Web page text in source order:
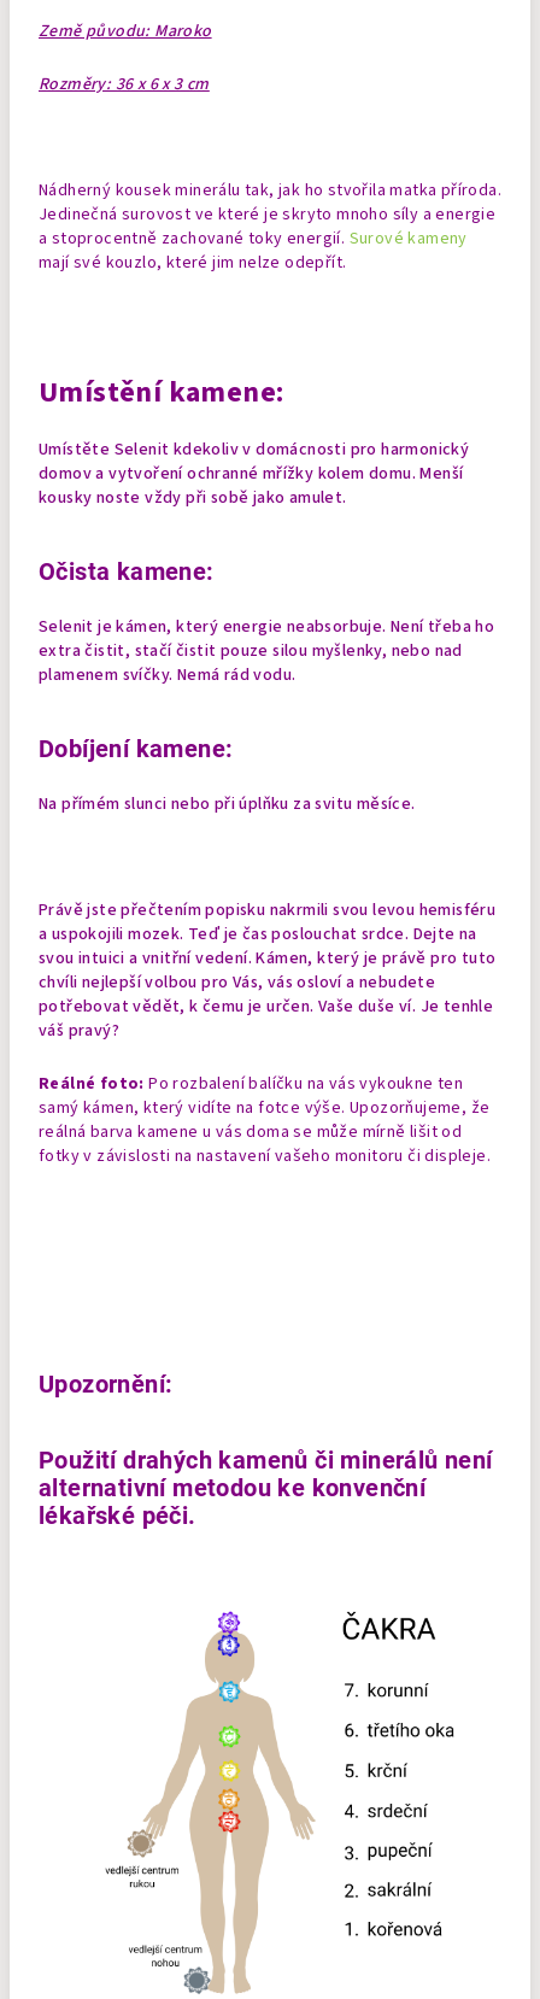
Země původu: Maroko
Rozměry: 36 x 6 x 3 cm
Nádherný kousek minerálu tak, jak ho stvořila matka příroda.
Jedinečná surovost ve které je skryto mnoho síly a energie
a stoprocentně zachované toky energií. Surové kameny
mají své kouzlo, které jim nelze odepřít.
Umístění kamene:
Umístěte Selenit kdekoliv v domácnosti pro harmonický
domov a vytvoření ochranné mřížky kolem domu.Menší
kousky noste vždy při sobě jako amulet.
Očista kamene:
Selenit je kámen, který energie neabsorbuje. Není třeba ho
extra čistit, stačí čistit pouze silou myšlenky, nebo nad
plamenem svíčky. Nemá rád vodu.
Dobíjení kamene:
Na přímém slunci nebo při úplňku za svitu měsíce.
Právě jste přečtením popisku nakrmili svou levou hemisféru
a uspokojili mozek. Teď je čas poslouchat srdce. Dejte na
svou intuici a vnitřní vedení. Kámen, který je právě pro tuto
chvíli nejlepší volbou pro Vás, vás osloví a nebudete
potřebovat vědět, k čemu je určen. Vaše duše ví. Je tenhle
váš pravý?
Reálné foto: Po rozbalení balíčku na vás vykoukne ten
samý kámen, který vidíte na fotce výše. Upozorňujeme, že
reálná barva kamene u vás doma se může mírně lišit od
fotky v závislosti na nastavení vašeho monitoru či displeje.
Upozornění:
Použití drahých kamenů či minerálů není
alternativní metodou ke konvenční
lékařské péči.